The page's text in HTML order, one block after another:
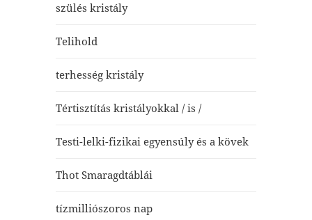
szülés kristály
Telihold
terhesség kristály
Tértisztítás kristályokkal / is /
Testi-lelki-fizikai egyensúly és a kövek
Thot Smaragdtáblái
tízmilliószoros nap